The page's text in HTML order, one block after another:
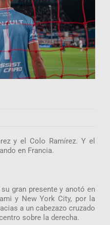
y el Colo Ramírez. Y el
en Francia.
gran presente y anotó en
y New York City, por la
a un cabezazo cruzado
sobre la derecha.